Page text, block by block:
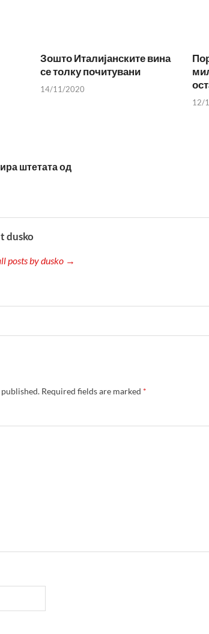
Зошто Италијанските вина
се толку почитувани
14/11/2020
12/
штетата од
dusko
posts by dusko →
Required fields are marked *